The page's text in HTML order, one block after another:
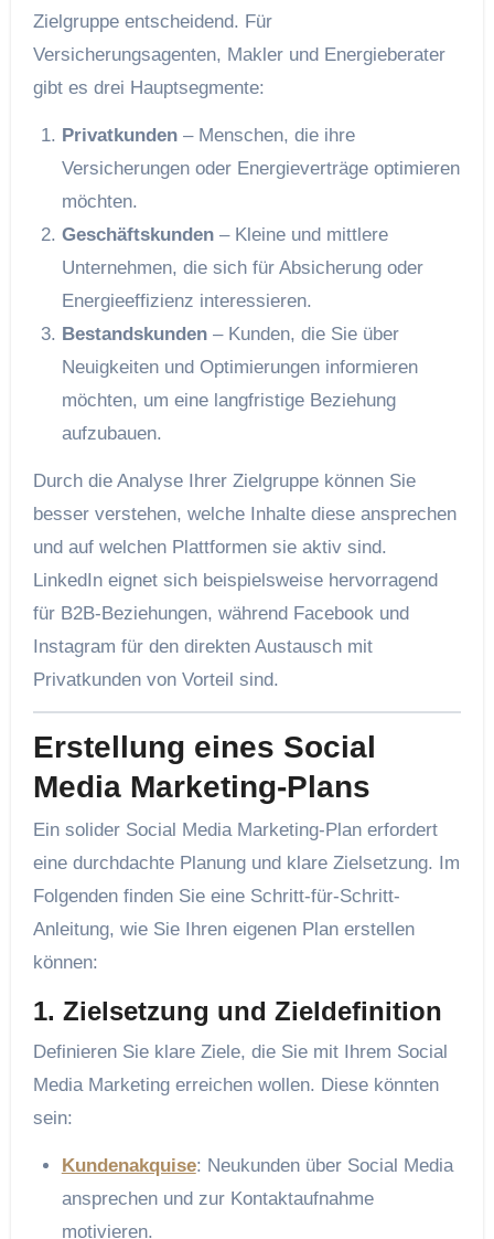
Zielgruppe entscheidend. Für
Versicherungsagenten, Makler und Energieberater
gibt es drei Hauptsegmente:
Privatkunden– Menschen, die ihre
Versicherungen oder Energieverträge optimieren
möchten.
Geschäftskunden– Kleine und mittlere
Unternehmen, die sich für Absicherung oder
Energieeffizienz interessieren.
Bestandskunden– Kunden, die Sie über
Neuigkeiten und Optimierungen informieren
möchten, um eine langfristige Beziehung
aufzubauen.
Durch die Analyse Ihrer Zielgruppe können Sie
besser verstehen, welche Inhalte diese ansprechen
und auf welchen Plattformen sie aktiv sind.
LinkedIn eignet sich beispielsweise hervorragend
für B2B-Beziehungen, während Facebook und
Instagram für den direkten Austausch mit
Privatkunden von Vorteil sind.
Erstellung eines Social
Media Marketing-Plans
Ein solider Social Media Marketing-Plan erfordert
eine durchdachte Planung und klare Zielsetzung. Im
Folgenden finden Sie eine Schritt-für-Schritt-
Anleitung, wie Sie Ihren eigenen Plan erstellen
können:
1. Zielsetzung und Zieldefinition
Definieren Sie klare Ziele, die Sie mit Ihrem Social
Media Marketing erreichen wollen. Diese könnten
sein:
Kundenakquise: Neukunden über Social Media
ansprechen und zur Kontaktaufnahme
motivieren.